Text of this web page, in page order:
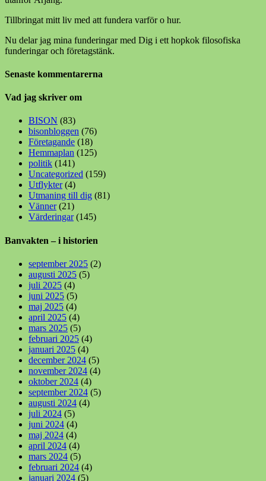
Tillbringat mitt liv med att fundera varför o hur.
Nu delar jag mina funderingar med Dig i ett hopkok filosofiska
funderingar och företagstänk.
Senaste kommentarerna
Vad jag skriver om
BISON (83)
bisonbloggen (76)
Företagande (18)
Hemmaplan (125)
politik (141)
Uncategorized (159)
Utflykter(4)
Utmaning till dig (81)
Vänner(21)
Värderingar(145)
Banvakten – i historien
september 2025 (2)
augusti 2025 (5)
juli 2025 (4)
juni 2025 (5)
maj 2025 (4)
april 2025 (4)
mars 2025 (5)
februari 2025 (4)
januari 2025 (4)
december 2024 (5)
november 2024 (4)
oktober 2024 (4)
september 2024 (5)
augusti 2024 (4)
juli 2024 (5)
juni 2024 (4)
maj 2024 (4)
april 2024 (4)
mars 2024 (5)
februari 2024 (4)
januari 2024 (5)